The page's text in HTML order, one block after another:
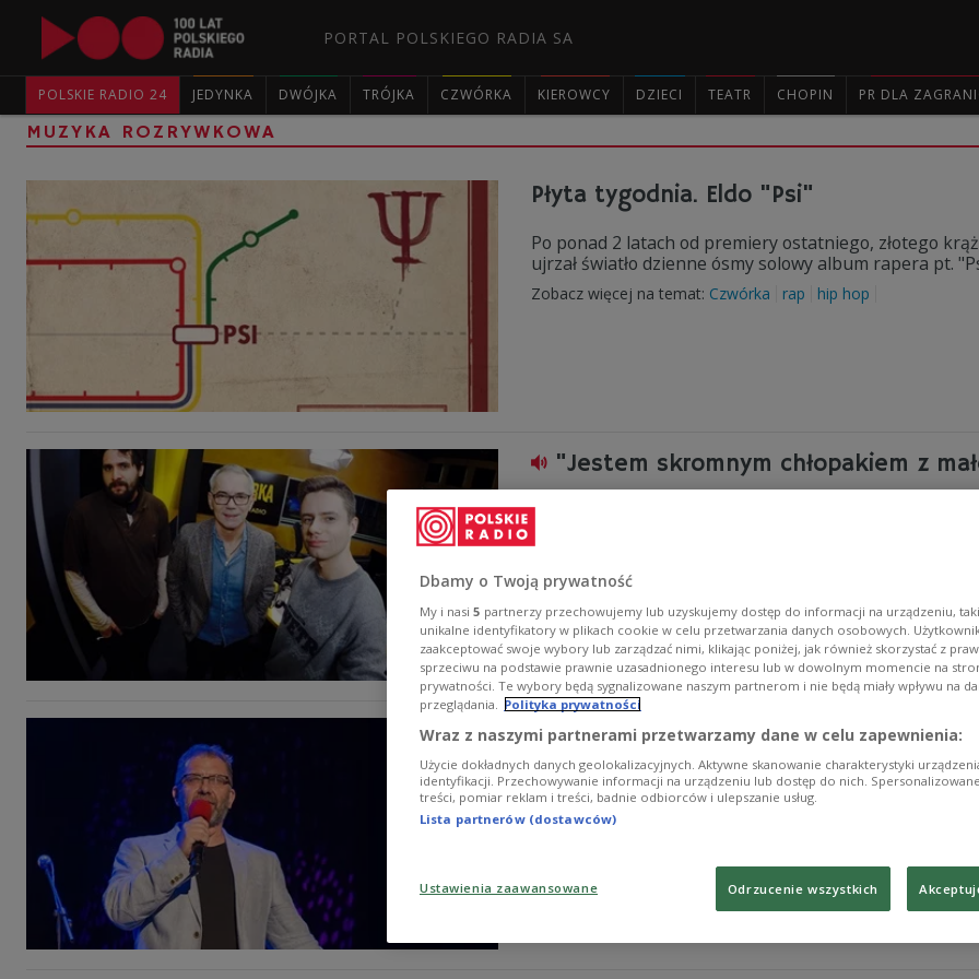
PORTAL POLSKIEGO RADIA SA
POLSKIE RADIO 24 JEDYNKA DWÓJKA TRÓJKA CZWÓRKA KIEROWCY DZIECI TEATR CHOPIN PR DLA
MUZYKA ROZRYWKOWA
Płyta tygodnia. Eldo "Psi"
Po ponad 2 latach od premiery ostatniego, złotego
ujrzał światło dzienne ósmy solowy album rapera pt.
Zobacz więcej na temat: Czwórka rap hip hop
"Jestem skromnym chłopakiem z
- Nie planowałem tego, nie wymyśliłem sobie takiej
ponad 30 lat - mówił Robert Janowski, wokalista i
dziennikarz.
Zobacz więcej na temat:
Piotr Metz: Voo Voo ma to swoje coś
W środowym "Rock Bloku" zagościł Piotr Metz,
opowiedział o najnowszej książce "Voo Voo. Dzień
Zobacz więcej na temat:
Dbamy o Twoją prywatność
My i nasi 5 partnerzy przechowujemy lub uzyskujemy dostęp do informacji na urządzeniu,
unikalne identyfikatory w plikach cookie w celu przetwarzania danych osobowych.
zaakceptować swoje wybory lub zarządzać nimi, klikając poniżej, jak również skorzystać z
sprzeciwu na podstawie prawnie uzasadnionego interesu lub w dowolnym momencie na
prywatności. Te wybory będą sygnalizowane naszym partnerom i nie będą miały wpływu na
przeglądania. Polityka prywatności
Wraz z naszymi partnerami przetwarzamy dane w celu zapewnienia:
Użycie dokładnych danych geolokalizacyjnych. Aktywne skanowanie charakterystyki
identyfikacji. Przechowywanie informacji na urządzeniu lub dostęp do nich.
treści, pomiar reklam i treści, badnie odbiorców i ulepszanie usług.
Lista partnerów (dostawców)
Ustawienia zaawansowane Odrzucenie wszystkich